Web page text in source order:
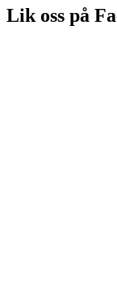
Lik oss på